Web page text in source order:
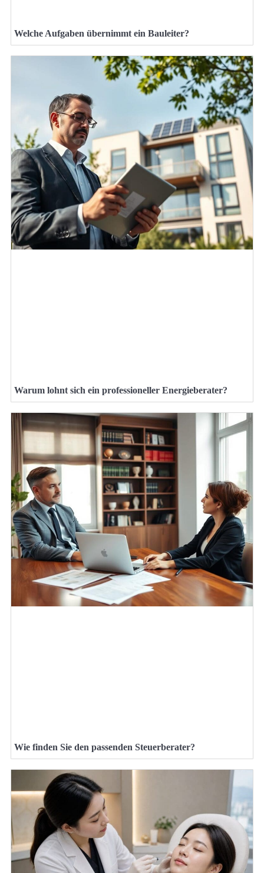
Welche Aufgaben übernimmt ein Bauleiter?
Warum lohnt sich ein professioneller Energieberater?
Wie finden Sie den passenden Steuerberater?